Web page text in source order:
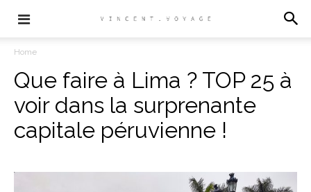
Home
Que faire à Lima ? TOP 25 à
voir dans la surprenante
capitale péruvienne !